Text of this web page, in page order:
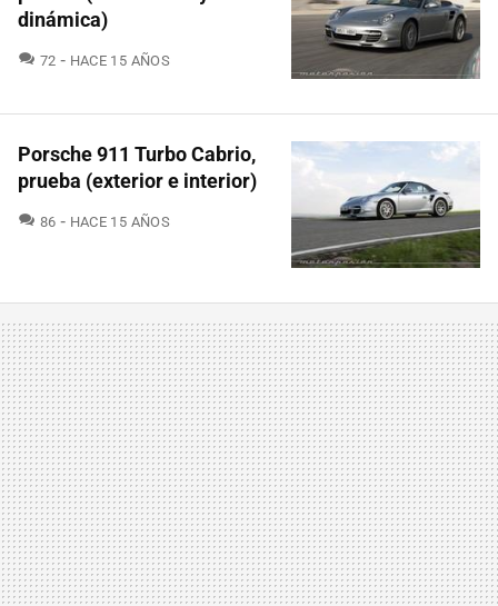
dinámica)
72 COMENTARIOS
HACE 15 AÑOS
Porsche 911 Turbo Cabrio,
prueba (exterior e interior)
86 COMENTARIOS
HACE 15 AÑOS